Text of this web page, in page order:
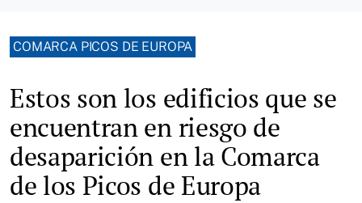
COMARCA PICOS DE EUROPA
Estos son los edificios que se
encuentran en riesgo de
desaparición en la Comarca
de los Picos de Europa